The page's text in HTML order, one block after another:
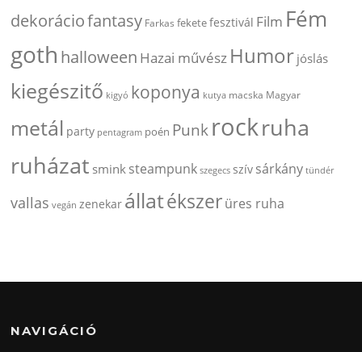
dekoráciofantasy Farkas feketefesztivál Film Fém
goth halloween Hazai művész Humor jóslás
kiegészitő kigyó koponya kutya macska Magyar
metál party pentagram poén Punkrockruha
ruházat smink steampunk szegecs szív sárkány tündér
vallas vegán zenekar állatékszerüres ruha
NAVIGÁCIÓ